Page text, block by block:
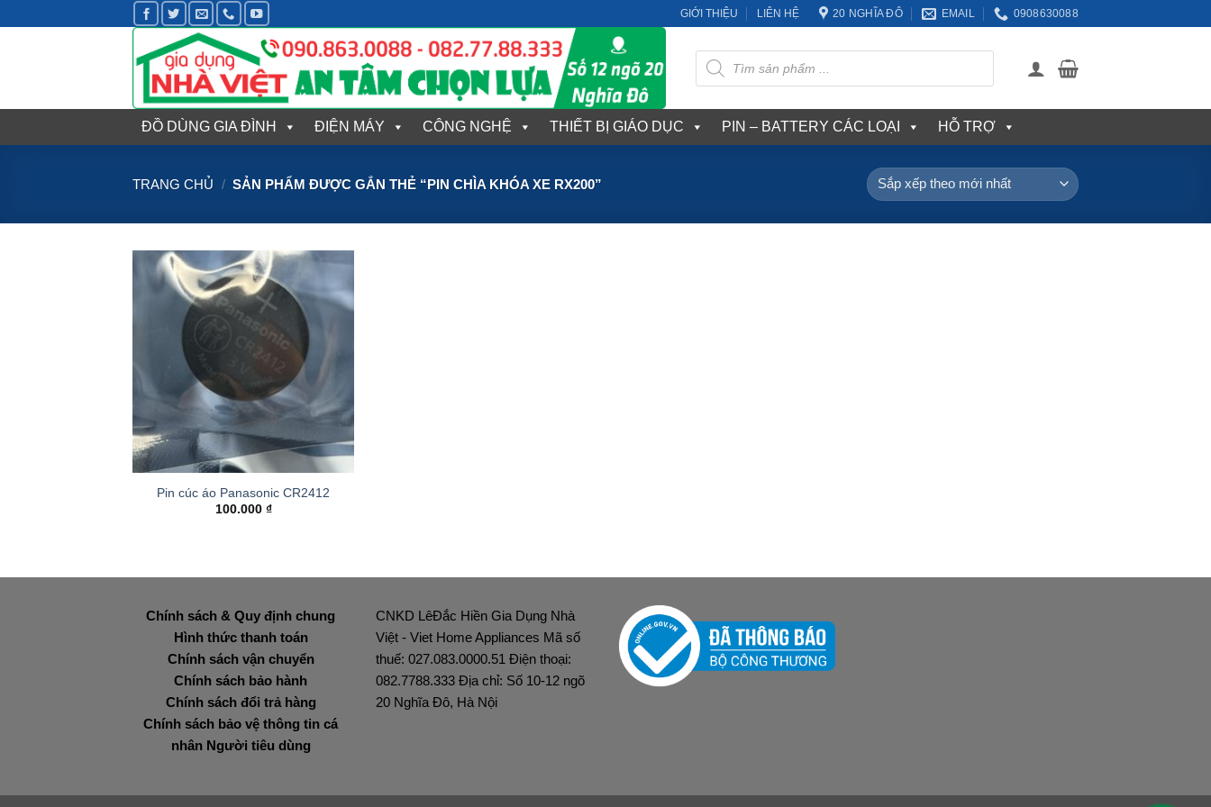
qua
GIỚI THIỆU LIÊN HỆ 20 NGHĨA ĐÔ EMAIL 0908630088
Tìm
kiếm
sản
phẩm
ĐỒ DÙNG GIA ĐÌNH ĐIỆN MÁY CÔNG NGHỆ THIẾT BỊ GIÁO DỤC PIN – BATTERY CÁC LOẠI HỖ TRỢ
TRANG CHỦ / SẢN PHẨM ĐƯỢC GẮN THẺ “PIN CHÌA KHÓA XE RX200”
Pin cúc áo Panasonic CR2412
100.000 ₫
Chính sách & Quy định chung
Hình thức thanh toán
Chính sách vận chuyển
Chính sách bảo hành
Chính sách đổi trả hàng
Chính sách bảo vệ thông tin cá
nhân Người tiêu dùng
CNKD LêĐắc Hiền Gia Dụng Nhà
Việt - Viet Home Appliances Mã số
thuế: 027.083.0000.51 Điện thoại:
082.7788.333 Địa chỉ: Số 10-12 ngõ
20 Nghĩa Đô, Hà Nội